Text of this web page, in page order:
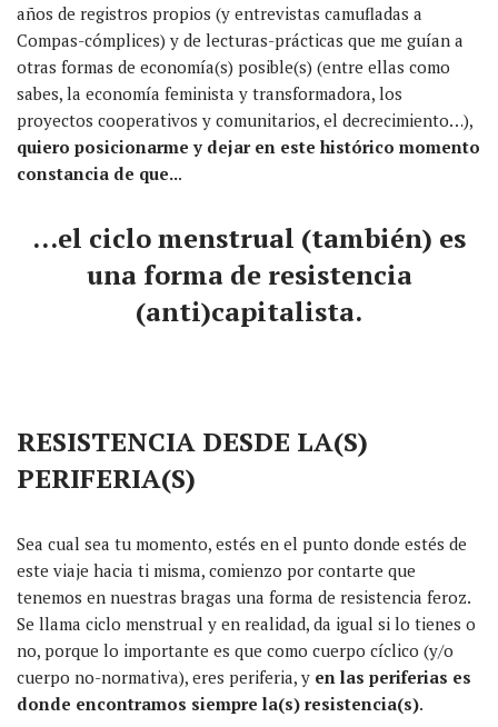
años de registros propios (y entrevistas camufladas a
Compas-cómplices) y de lecturas-prácticas que me guían a
otras formas de economía(s) posible(s) (entre ellas como
sabes, la economía feminista y transformadora, los
proyectos cooperativos y comunitarios, el decrecimiento…),
quiero posicionarme y dejar en este histórico momento
constancia de que...
…el ciclo menstrual (también) es
una forma de resistencia
(anti)capitalista.
RESISTENCIA DESDE LA(S)
PERIFERIA(S)
Sea cual sea tu momento, estés en el punto donde estés de
este viaje hacia ti misma, comienzo por contarte que
tenemos en nuestras bragas una forma de resistencia feroz.
Se llama ciclo menstrual y en realidad, da igual si lo tienes o
no, porque lo importante es que como cuerpo cíclico (y/o
cuerpo no-normativa), eres periferia, y en las periferias es
donde encontramos siempre la(s) resistencia(s).